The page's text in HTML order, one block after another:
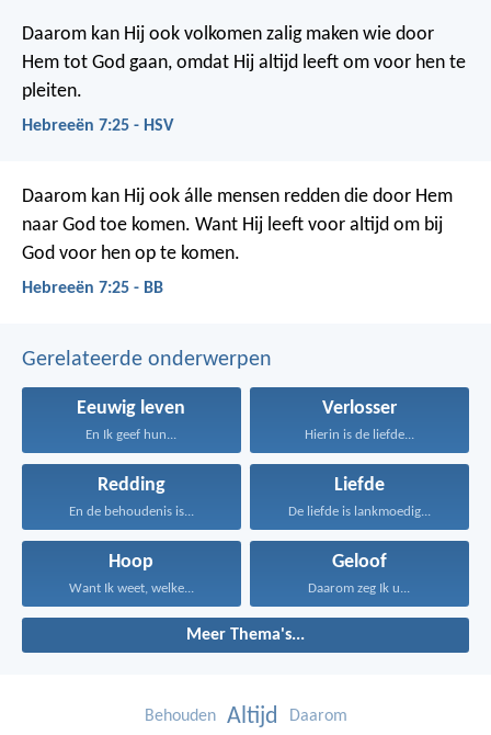
Daarom kan Hij ook volkomen zalig maken wie door
Hem tot God gaan, omdat Hij altijd leeft om voor hen te
pleiten.
Hebreeën 7:25 - HSV
Daarom kan Hij ook álle mensen redden die door Hem
naar God toe komen. Want Hij leeft voor altijd om bij
God voor hen op te komen.
Hebreeën 7:25 - BB
Gerelateerde onderwerpen
Eeuwig leven
En Ik geef hun...
Verlosser
Hierin is de liefde...
Redding
En de behoudenis is...
Liefde
De liefde is lankmoedig...
Hoop
Want Ik weet, welke...
Geloof
Daarom zeg Ik u...
Meer Thema's...
Behouden Altijd Daarom